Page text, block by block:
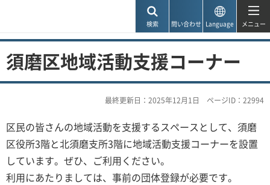
検索 問い合わせ Language メニュー
須磨区地域活動支援コーナー
最終更新日：2025年12月1日 ページID：22994
区民の皆さんの地域活動を支援するスペースとして、須磨
区役所3階と北須磨支所3階に地域活動支援コーナーを設置
しています。ぜひ、ご利用ください。
利用にあたりましては、事前の団体登録が必要です。